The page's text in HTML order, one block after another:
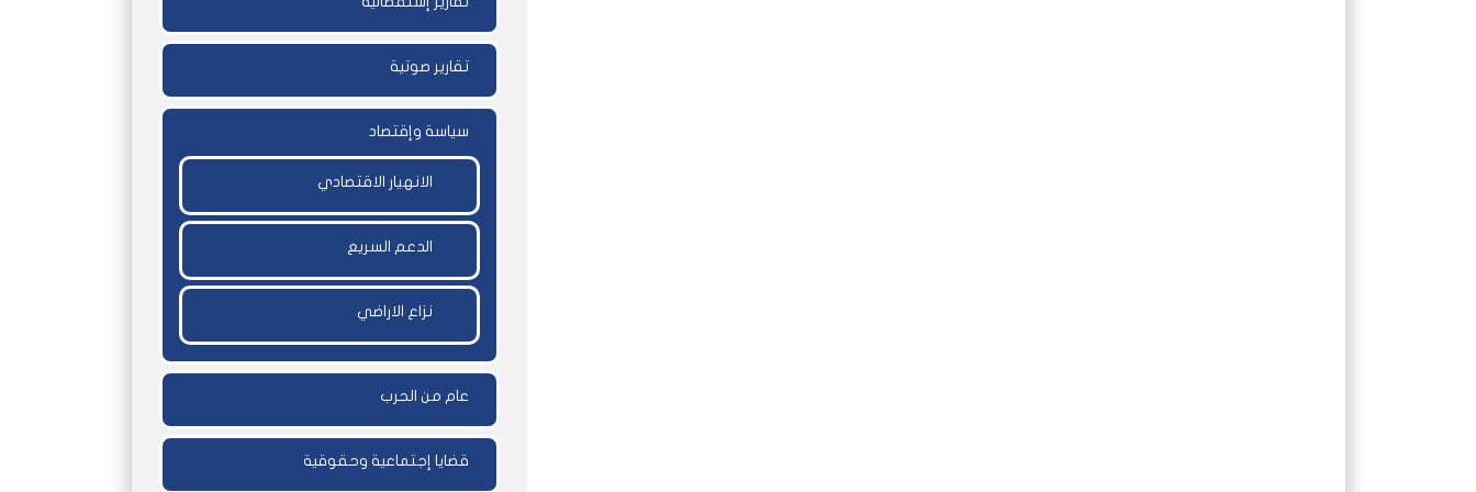
تقارير صوتية
سياسة وإقتصاد
الانهيار الاقتصادي
الدعم السريع
نزاع الاراضي
عام من الحرب
قضايا إجتماعية وحقوقية